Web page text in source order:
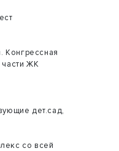
Конгрессная
ЖК
дет.сад,
со всей